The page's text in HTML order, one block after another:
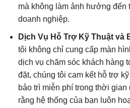
mà không làm ảnh hưởng đến
doanh nghiệp.
Dịch Vụ Hỗ Trợ Kỹ Thuật và
tôi không chỉ cung cấp màn
dịch vụ chăm sóc khách hàng
đặt, chúng tôi cam kết hỗ trợ
bảo trì miễn phí trong thời
rằng hệ thống của bạn luôn